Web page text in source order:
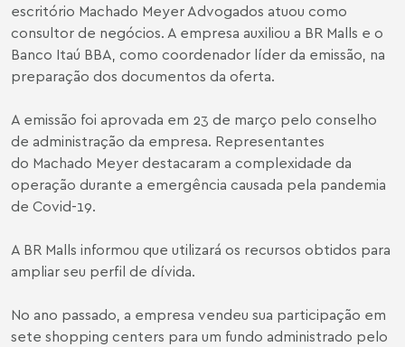
escritório Machado Meyer Advogados atuou como
consultor de negócios. A empresa auxiliou a BR Malls e o
Banco Itaú BBA, como coordenador líder da emissão, na
preparação dos documentos da oferta.
A emissão foi aprovada em 23 de março pelo conselho
de administração da empresa. Representantes
do Machado Meyer destacaram a complexidade da
operação durante a emergência causada pela pandemia
de Covid-19.
A BR Malls informou que utilizará os recursos obtidos para
ampliar seu perfil de dívida.
No ano passado, a empresa vendeu sua participação em
sete shopping centers para um fundo administrado pelo